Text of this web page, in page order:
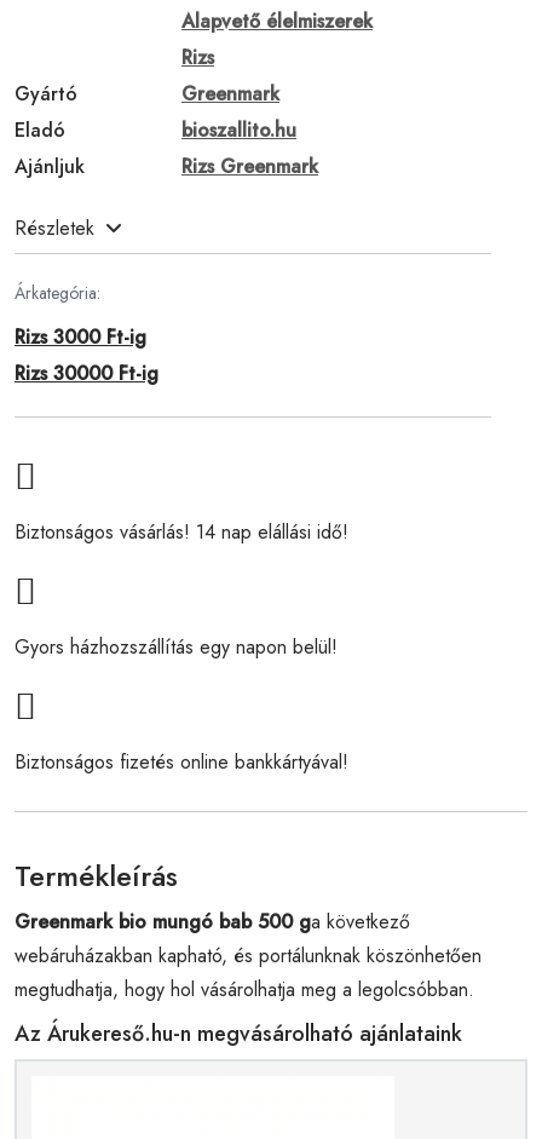
Alapvető élelmiszerek
Rizs
Gyártó
Greenmark
Eladó
bioszallito.hu
Ajánljuk
Rizs Greenmark
Részletek
Árkategória:
Rizs 3000 Ft-ig
Rizs 30000 Ft-ig
Biztonságos vásárlás! 14 nap elállási idő!
Gyors házhozszállítás egy napon belül!
Biztonságos fizetés online bankkártyával!
Termékleírás
Greenmark bio mungó bab 500 ga következő
webáruházakban kapható, és portálunknak köszönhetően
megtudhatja, hogy hol vásárolhatja meg a legolcsóbban.
Az Árukereső.hu-n megvásárolható ajánlataink